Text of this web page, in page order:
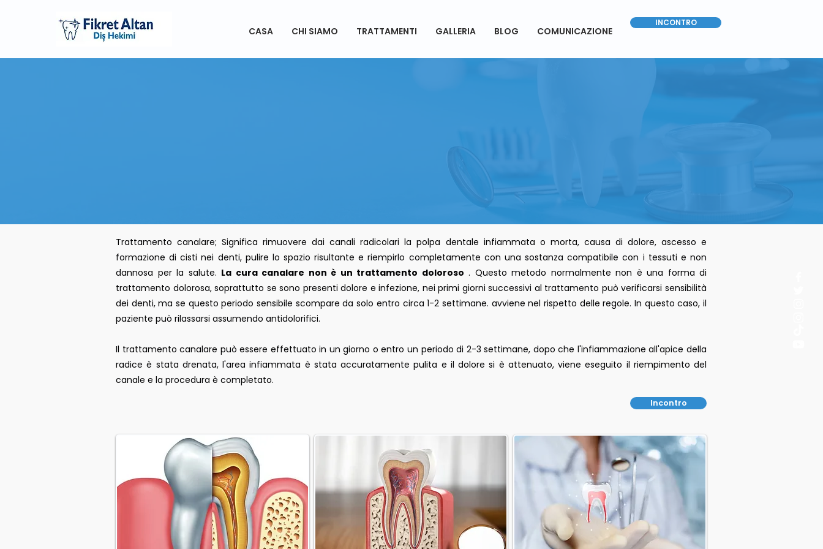
CASA CHI SIAMO TRATTAMENTI GALLERIA BLOG COMUNICAZIONE
INCONTRO
CANALE
Trattamento canalare; Significa rimuovere dai canali radicolari la polpa dentale infiammata o morta, causa di dolore, ascesso e
formazione di cisti nei denti, pulire lo spazio risultante e riempirlo completamente con una sostanza compatibile con i tessuti e non
dannosa per la salute. La cura canalare non è un trattamento doloroso . Questo metodo normalmente non è una forma di
trattamento dolorosa, soprattutto se sono presenti dolore e infezione, nei primi giorni successivi al trattamento può verificarsi sensibilità
dei denti, ma se questo periodo sensibile scompare da solo entro circa 1-2 settimane. avviene nel rispetto delle regole. In questo caso, il
paziente può rilassarsi assumendo antidolorifici.
Il trattamento canalare può essere effettuato in un giorno o entro un periodo di 2-3 settimane, dopo che l'infiammazione all'apice della
radice è stata drenata, l'area infiammata è stata accuratamente pulita e il dolore si è attenuato, viene eseguito il riempimento del
canale e la procedura è completato.
Incontro